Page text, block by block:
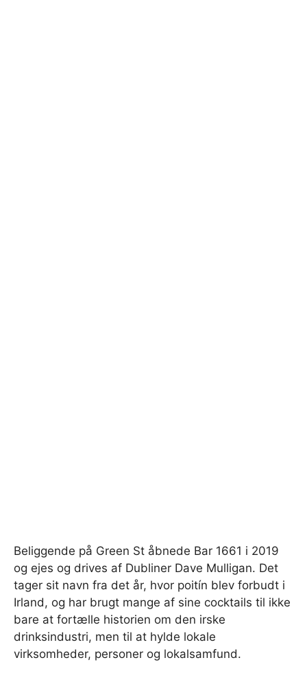
Beliggende på Green St åbnede Bar 1661 i 2019
og ejes og drives af Dubliner Dave Mulligan. Det
tager sit navn fra det år, hvor poitín blev forbudt i
Irland, og har brugt mange af sine cocktails til ikke
bare at fortælle historien om den irske
drinksindustri, men til at hylde lokale
virksomheder, personer og lokalsamfund.